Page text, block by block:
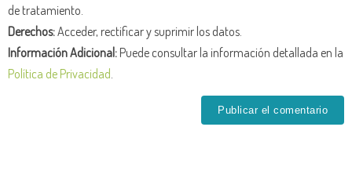
de tratamiento.
Derechos:Acceder, rectificar y suprimir los datos.
Información Adicional:Puede consultar la información detallada en la
Política de Privacidad